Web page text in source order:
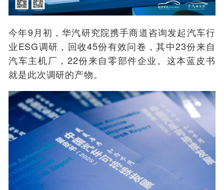
今年9月初，华汽研究院携手商道咨询发起汽车行
业ESG调研，回收45份有效问卷，其中23份来自
汽车主机厂，22份来自零部件企业。这本蓝皮书
就是此次调研的产物。